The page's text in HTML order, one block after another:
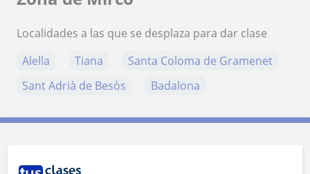
Localidades a las que se desplaza para dar clase
Alella
Tiana
Santa Coloma de Gramenet
Sant Adrià de Besòs
Badalona